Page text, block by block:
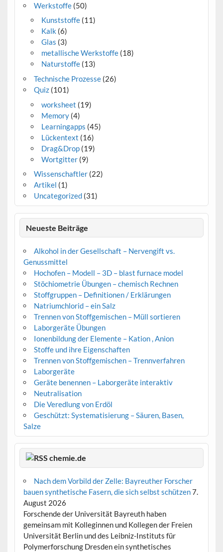
Werkstoffe(50)
Kunststoffe(11)
Kalk (6)
Glas (3)
metallische Werkstoffe(18)
Naturstoffe(13)
Technische Prozesse(26)
Quiz(101)
worksheet (19)
Memory(4)
Learningapps (45)
Lückentext (16)
Drag&Drop(19)
Wortgitter(9)
Wissenschaftler(22)
Artikel (1)
Uncategorized(31)
Neueste Beiträge
Alkohol in der Gesellschaft – Nervengift vs.
Genussmittel
Hochofen – Modell – 3D – blast furnace model
Stöchiometrie Übungen – chemisch Rechnen
Stoffgruppen – Definitionen / Erklärungen
Natriumchlorid – ein Salz
Trennen von Stoffgemischen – Müll sortieren
Laborgeräte Übungen
Ionenbildung der Elemente – Kation , Anion
Stoffe und ihre Eigenschaften
Trennen von Stoffgemischen – Trennverfahren
Laborgeräte
Geräte benennen – Laborgeräte interaktiv
Neutralisation
Die Veredlung von Erdöl
Geschützt: Systematisierung – Säuren, Basen,
Salze
chemie.de
Nach dem Vorbild der Zelle: Bayreuther Forscher
bauen synthetische Fasern, die sich selbst schützen7.
August 2026
Forschende der Universität Bayreuth haben
gemeinsam mit Kolleginnen und Kollegen der Freien
Universität Berlin und des Leibniz-Instituts für
Polymerforschung Dresden ein synthetisches